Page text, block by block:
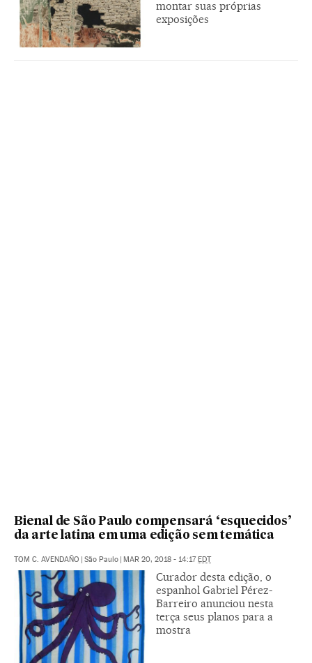
montar suas próprias
exposições
Bienal de São Paulo compensará ‘esquecidos’
da arte latina em uma edição sem temática
TOM C. AVENDAÑO | São Paulo | MAR 20, 2018 - 14:17EDT
Curador desta edição, o
espanhol Gabriel Pérez-
Barreiro anunciou nesta
terça seus planos para a
mostra